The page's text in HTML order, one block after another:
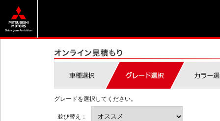
グレードを選択してください。
並び替え：